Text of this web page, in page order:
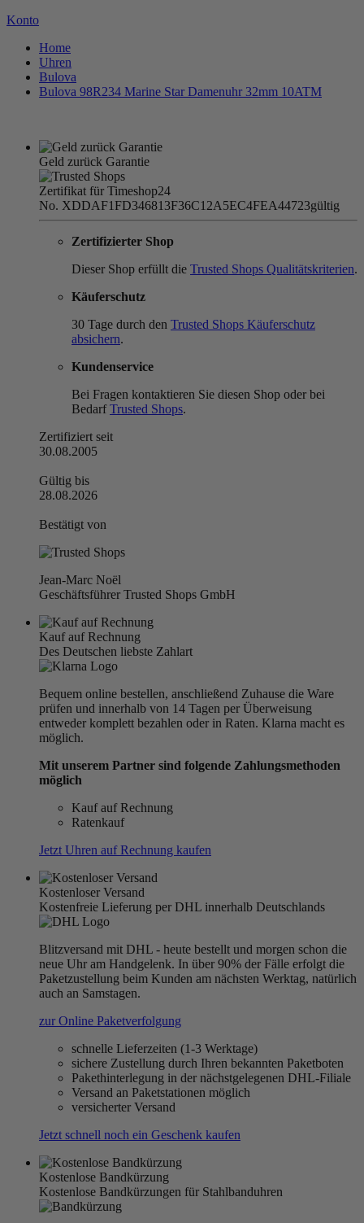
Konto
Home
Uhren
Bulova
Bulova 98R234 Marine Star Damenuhr 32mm 10ATM
Geld zurück Garantie
Zertifikat für Timeshop24
No. XDDAF1FD346813F36C12A5EC4FEA44723gültig
Zertifizierter Shop
Dieser Shop erfüllt die Trusted Shops Qualitätskriterien.
Käuferschutz
30 Tage durch den Trusted Shops Käuferschutz
absichern.
Kundenservice
Bei Fragen kontaktieren Sie diesen Shop oder bei
BedarfTrusted Shops.
Zertifiziert seit
30.08.2005
Gültig bis
28.08.2026
Bestätigt von
Jean-Marc Noël
Geschäftsführer Trusted Shops GmbH
Kauf auf Rechnung
Des Deutschen liebste Zahlart
Bequem online bestellen, anschließend Zuhause die Ware
prüfen und innerhalb von 14 Tagen per Überweisung
entweder komplett bezahlen oder in Raten. Klarna macht es
möglich.
Mit unserem Partner sind folgende Zahlungsmethoden
möglich
Kauf auf Rechnung
Ratenkauf
Jetzt Uhren auf Rechnung kaufen
Kostenloser Versand
Kostenfreie Lieferung per DHL innerhalb Deutschlands
Blitzversand mit DHL - heute bestellt und morgen schon die
neue Uhr am Handgelenk. In über 90% der Fälle erfolgt die
Paketzustellung beim Kunden am nächsten Werktag, natürlich
auch an Samstagen.
zur Online Paketverfolgung
schnelle Lieferzeiten (1-3 Werktage)
sichere Zustellung durch Ihren bekannten Paketboten
Pakethinterlegung in der nächstgelegenen DHL-Filiale
Versand an Paketstationen möglich
versicherter Versand
Jetzt schnell noch ein Geschenk kaufen
Kostenlose Bandkürzung
Kostenlose Bandkürzungen für Stahlbanduhren